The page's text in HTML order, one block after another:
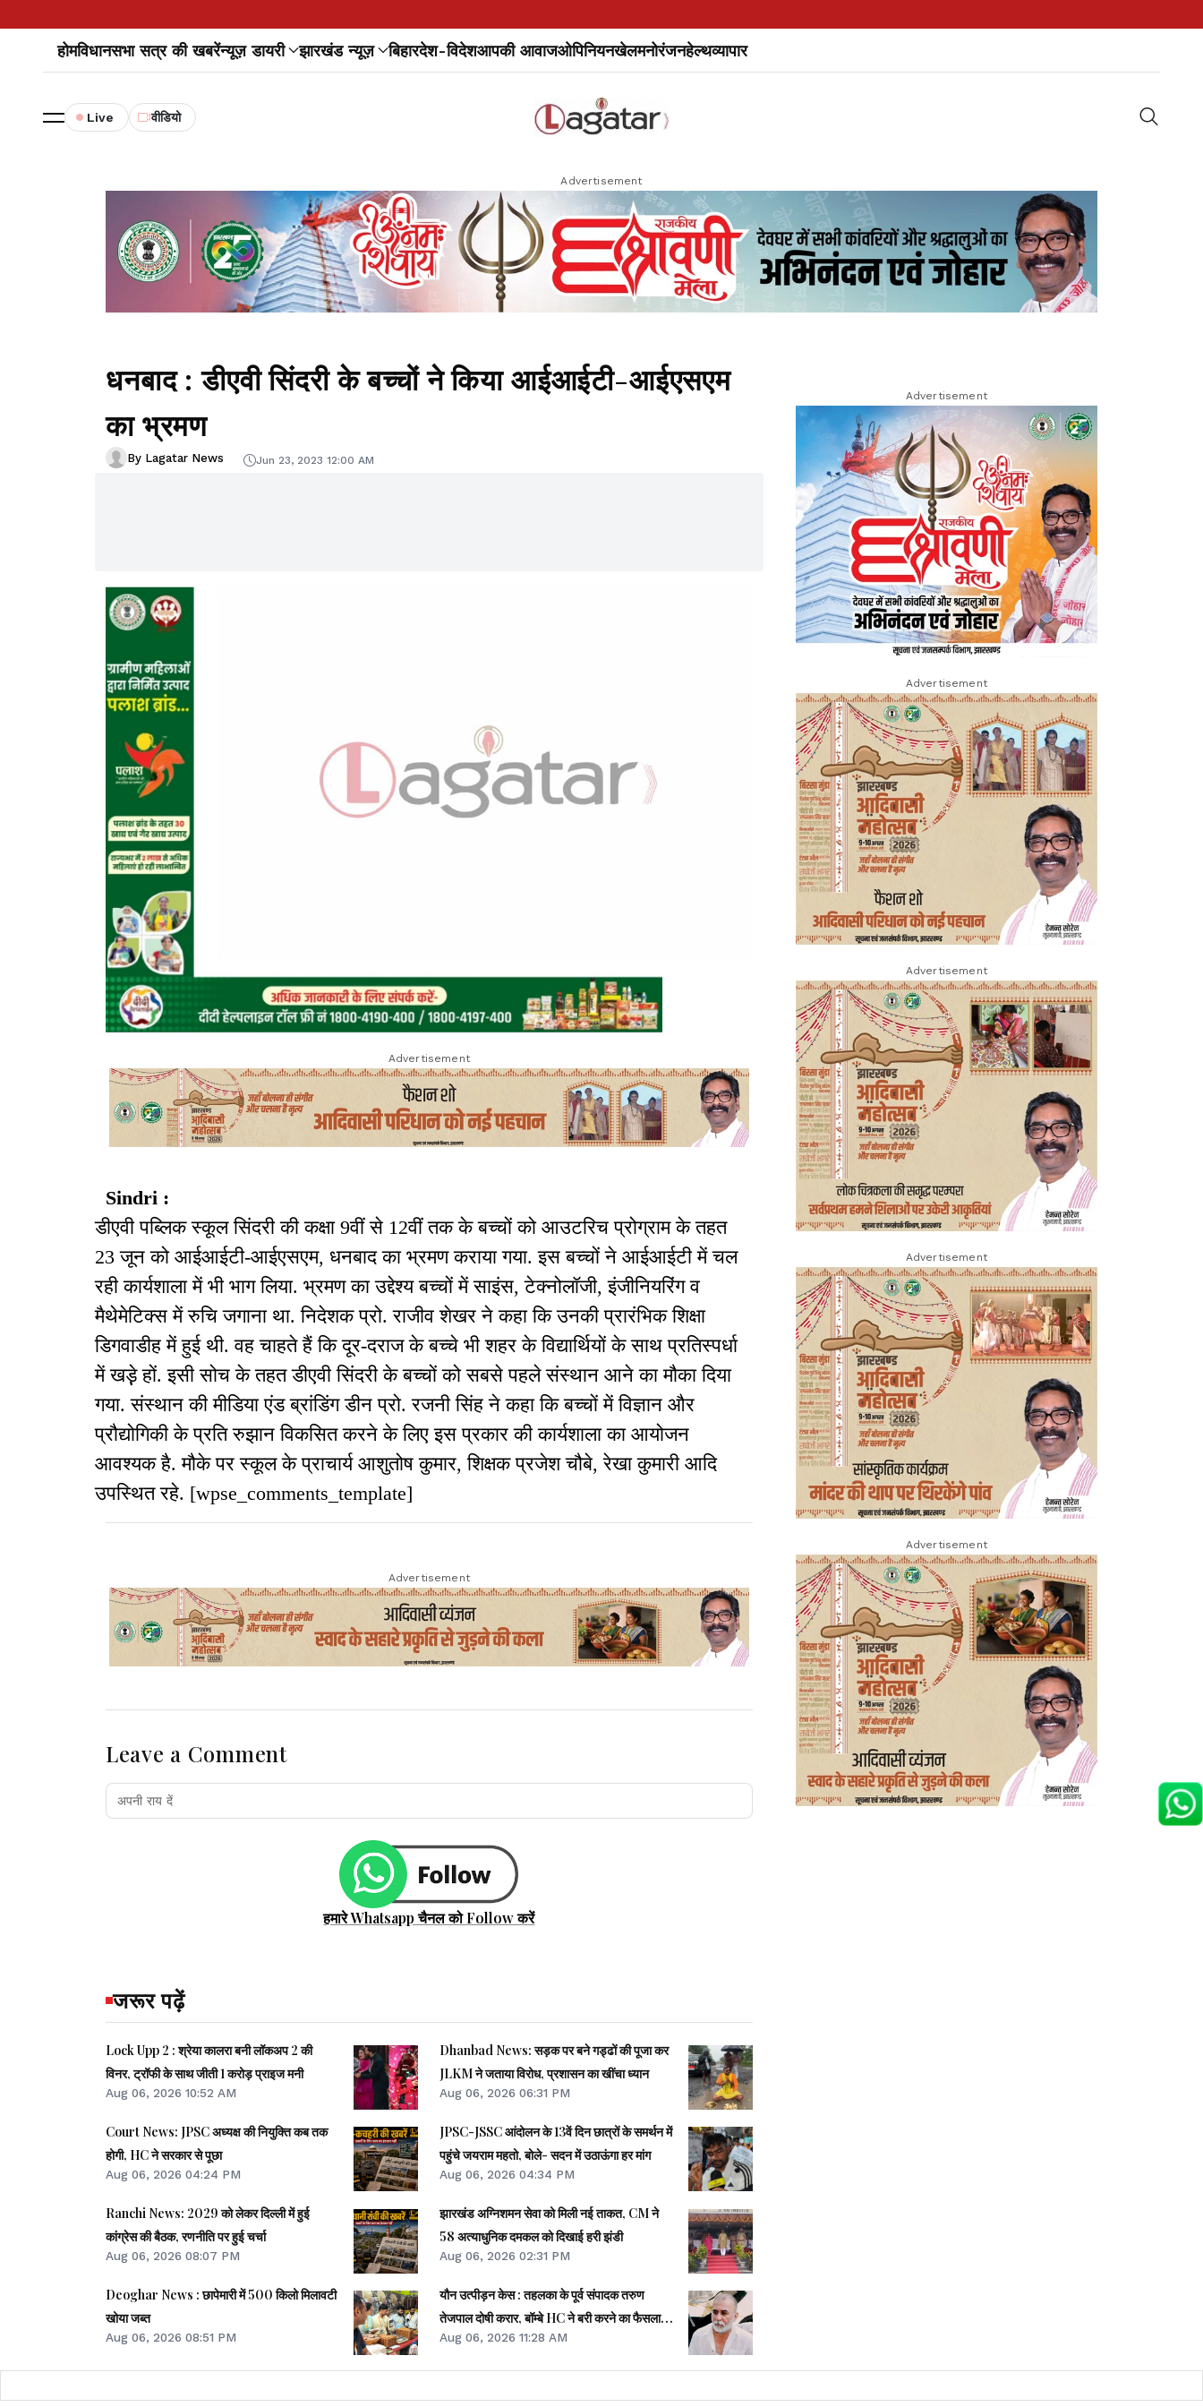
होमविधानसभा सत्र की खबरेंन्यूज़ डायरी झारखंड न्यूज़ बिहारदेश-विदेशआपकी आवाजओपिनियनखेलमनोरंजनहेल्थव्यापार
Live वीडियो
Advertisement
धनबाद : डीएवी सिंदरी के बच्चों ने किया आईआईटी-आईएसएम
का भ्रमण
By Lagatar News Jun 23, 2023 12:00 AM
Advertisement
Sindri :
डीएवी पब्लिक स्कूल सिंदरी की कक्षा 9वीं से 12वीं तक के बच्चों को आउटरिच प्रोग्राम के तहत
23 जून को आईआईटी-आईएसएम, धनबाद का भ्रमण कराया गया. इस बच्चों ने आईआईटी में चल
रही कार्यशाला में भी भाग लिया. भ्रमण का उद्देश्य बच्चों में साइंस, टेक्नोलॉजी, इंजीनियरिंग व
मैथेमेटिक्स में रुचि जगाना था. निदेशक प्रो. राजीव शेखर ने कहा कि उनकी प्रारंभिक शिक्षा
डिगवाडीह में हुई थी. वह चाहते हैं कि दूर-दराज के बच्चे भी शहर के विद्यार्थियों के साथ प्रतिस्पर्धा
में खड़े़ हों. इसी सोच के तहत डीएवी सिंदरी के बच्चों को सबसे पहले संस्थान आने का मौका दिया
गया. संस्थान की मीडिया एंड ब्रांडिंग डीन प्रो. रजनी सिंह ने कहा कि बच्चों में विज्ञान और
प्रौद्योगिकी के प्रति रुझान विकसित करने के लिए इस प्रकार की कार्यशाला का आयोजन
आवश्यक है. मौके पर स्कूल के प्राचार्य आशुतोष कुमार, शिक्षक प्रजेश चौबे, रेखा कुमारी आदि
उपस्थित रहे. [wpse_comments_template]
Advertisement
Leave a Comment
हमारे Whatsapp चैनल को Follow करें
जरूर पढ़ें
Lock Upp 2 : श्रेया कालरा बनी लॉकअप 2 की
विनर, ट्रॉफी के साथ जीती 1 करोड़ प्राइज मनी
Aug 06, 2026 10:52 AM
Court News: JPSC अध्यक्ष की नियुक्ति कब तक
होगी, HC ने सरकार से पूछा
Aug 06, 2026 04:24 PM
Ranchi News: 2029 को लेकर दिल्ली में हुई
कांग्रेस की बैठक, रणनीति पर हुई चर्चा
Aug 06, 2026 08:07 PM
Deoghar News : छापेमारी में 500 किलो मिलावटी
खोया जब्त
Aug 06, 2026 08:51 PM
Dhanbad News: सड़क पर बने गड्ढों की पूजा कर
JLKM ने जताया विरोध, प्रशासन का खींचा ध्यान
Aug 06, 2026 06:31 PM
JPSC-JSSC आंदोलन के 13वें दिन छात्रों के समर्थन में
पहुंचे जयराम महतो, बोले- सदन में उठाऊंगा हर मांग
Aug 06, 2026 04:34 PM
झारखंड अग्निशमन सेवा को मिली नई ताकत, CM ने
58 अत्याधुनिक दमकल को दिखाई हरी झंडी
Aug 06, 2026 02:31 PM
यौन उत्पीड़न केस : तहलका के पूर्व संपादक तरुण
तेजपाल दोषी करार, बॉम्बे HC ने बरी करने का फैसला
पलटा
Aug 06, 2026 11:28 AM
Advertisement
Advertisement
Advertisement
Advertisement
Advertisement